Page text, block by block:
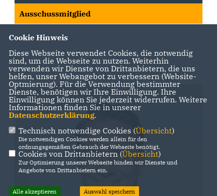
Ausschussmitglied
Cookie Hinweis
Diese Webseite verwendet Cookies, die notwendig
sind, um die Webseite zu nutzen. Weiterhin
verwenden wir Dienste von Drittanbietern, die uns
helfen, unser Webangebot zu verbessern (Website-
Optmierung). Für die Verwendung bestimmter
Dienste, benötigen wir Ihre Einwilligung. Ihre
Einwilligung können Sie jederzeit widerrufen. Weitere
Informationen finden Sie in unserer
Datenschutzerklärung.
Technisch notwendige Cookies (Übersicht)
Die notwendigen Cookies werden allein für den
ordnungsgemäßen Gebrauch der Webseite benötigt.
Cookies von Drittanbietern (Übersicht)
Zur Optimierung unserer Webseite binden wir Dienste und
Angebote von Drittanbietern ein.
Alle akzeptieren Auswahl speichern